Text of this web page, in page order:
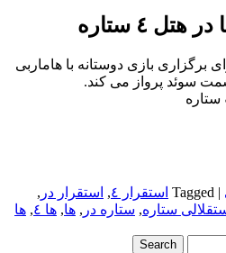
٤ ستاره
برگزاری بازی دوستانه با هاماربی
|
Tagged استقرار ٤ , استقرار در ,
ستاره, ستاره در , ها, ها ٤ , ها